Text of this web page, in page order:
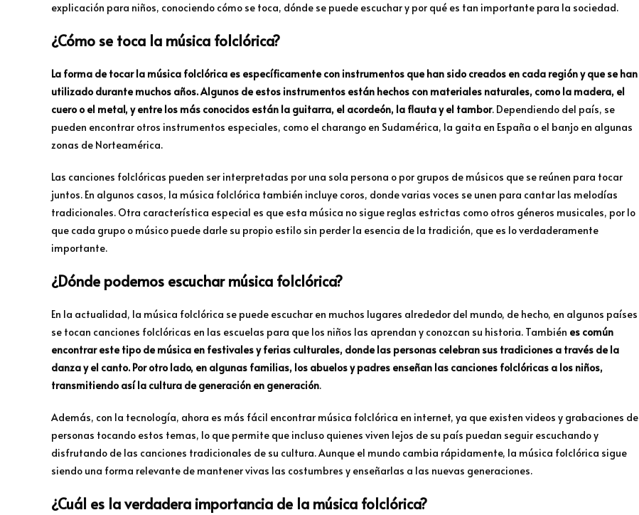
explicación para niños, conociendo cómo se toca, dónde se puede escuchar y por qué es tan importante para la sociedad.
¿Cómo se toca la música folclórica?
La forma de tocar la música folclórica es específicamente con instrumentos que han sido creados en cada región y que se han
utilizado durante muchos años. Algunos de estos instrumentos están hechos con materiales naturales, como la madera, el
cuero o el metal, y entre los más conocidos están la guitarra, el acordeón, la flauta y el tambor. Dependiendo del país, se
pueden encontrar otros instrumentos especiales, como el charango en Sudamérica, la gaita en España o el banjo en algunas
zonas de Norteamérica.
Las canciones folclóricas pueden ser interpretadas por una sola persona o por grupos de músicos que se reúnen para tocar
juntos. En algunos casos, la música folclórica también incluye coros, donde varias voces se unen para cantar las melodías
tradicionales. Otra característica especial es que esta música no sigue reglas estrictas como otros géneros musicales, por lo
que cada grupo o músico puede darle su propio estilo sin perder la esencia de la tradición, que es lo verdaderamente
importante.
¿Dónde podemos escuchar música folclórica?
En la actualidad, la música folclórica se puede escuchar en muchos lugares alrededor del mundo, de hecho, en algunos países
se tocan canciones folclóricas en las escuelas para que los niños las aprendan y conozcan su historia. También es común
encontrar este tipo de música en festivales y ferias culturales, donde las personas celebran sus tradiciones a través de la
danza y el canto. Por otro lado, en algunas familias, los abuelos y padres enseñan las canciones folclóricas a los niños,
transmitiendo así la cultura de generación en generación.
Además, con la tecnología, ahora es más fácil encontrar música folclórica en internet, ya que existen videos y grabaciones de
personas tocando estos temas, lo que permite que incluso quienes viven lejos de su país puedan seguir escuchando y
disfrutando de las canciones tradicionales de su cultura. Aunque el mundo cambia rápidamente, la música folclórica sigue
siendo una forma relevante de mantener vivas las costumbres y enseñarlas a las nuevas generaciones.
¿Cuál es la verdadera importancia de la música folclórica?